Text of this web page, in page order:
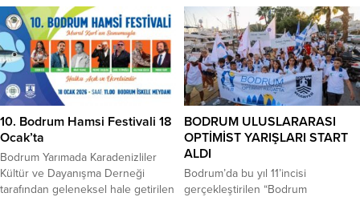
10. Bodrum Hamsi Festivali 18
Ocak’ta
Bodrum Yarımada Karadenizliler
Kültür ve Dayanışma Derneği
tarafından geleneksel hale getirilen
BODRUM ULUSLARARASI
OPTİMİST YARIŞLARI START
ALDI
Bodrum’da bu yıl 11’incisi
gerçekleştirilen “Bodrum